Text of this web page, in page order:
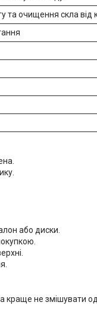
та очищення скла від
або диски.
краще не змішувати